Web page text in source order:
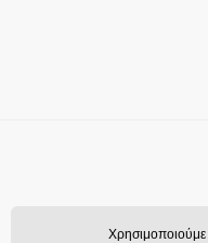
Χρησιμοποιούμε